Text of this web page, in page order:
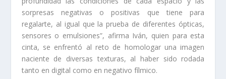
sorpresas negativas o positivas que tiene para
regalarte, al igual que la prueba de diferentes ópticas,
sensores o emulsiones”, afirma Iván, quien para esta
cinta, se enfrentó al reto de homologar una imagen
naciente de diversas texturas, al haber sido rodada
tanto en digital como en negativo fílmico.